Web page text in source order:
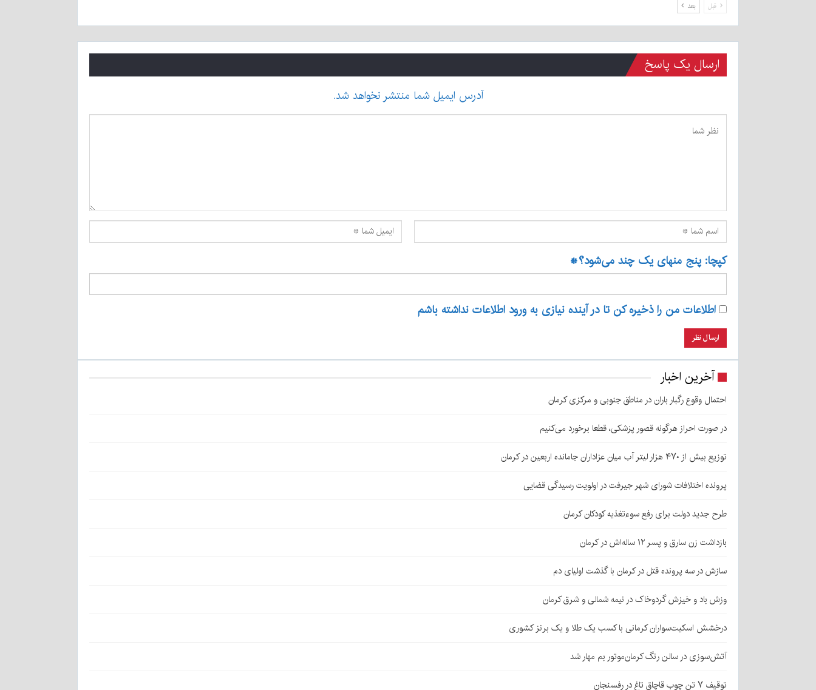
قبل بعد
ارسال یک پاسخ
آدرس ایمیل شما منتشر نخواهد شد.
کپچا: پنج منهای یک چند می‌شود؟*
اطلاعات من را ذخیره کن تا در آینده نیازی به ورود اطلاعات نداشته باشم
آخرین اخبار
احتمال وقوع رگبار باران در مناطق جنوبی و مرکزی کرمان
در صورت احراز هرگونه قصور پزشکی، قطعا برخورد می‌کنیم
توزیع بیش از ۴۷۰ هزار لیتر آب میان عزاداران جامانده اربعین در کرمان
پرونده اختلافات شورای شهر جیرفت در اولویت رسیدگی قضایی
طرح جدید دولت برای رفع سوءتغذیه کودکان کرمان
بازداشت زن سارق و پسر ۱۲ ساله‌اش در کرمان
سازش در سه پرونده قتل در کرمان با گذشت اولیای دم
وزش باد و خیزش گردوخاک در نیمه شمالی و شرق کرمان
درخشش اسکیت‌سواران کرمانی با کسب یک طلا و یک برنز کشوری
آتش‌سوزی در سالن رنگ کرمان‌موتور بم مهار شد
توقیف ۷ تن چوب قاچاق تاغ در رفسنجان